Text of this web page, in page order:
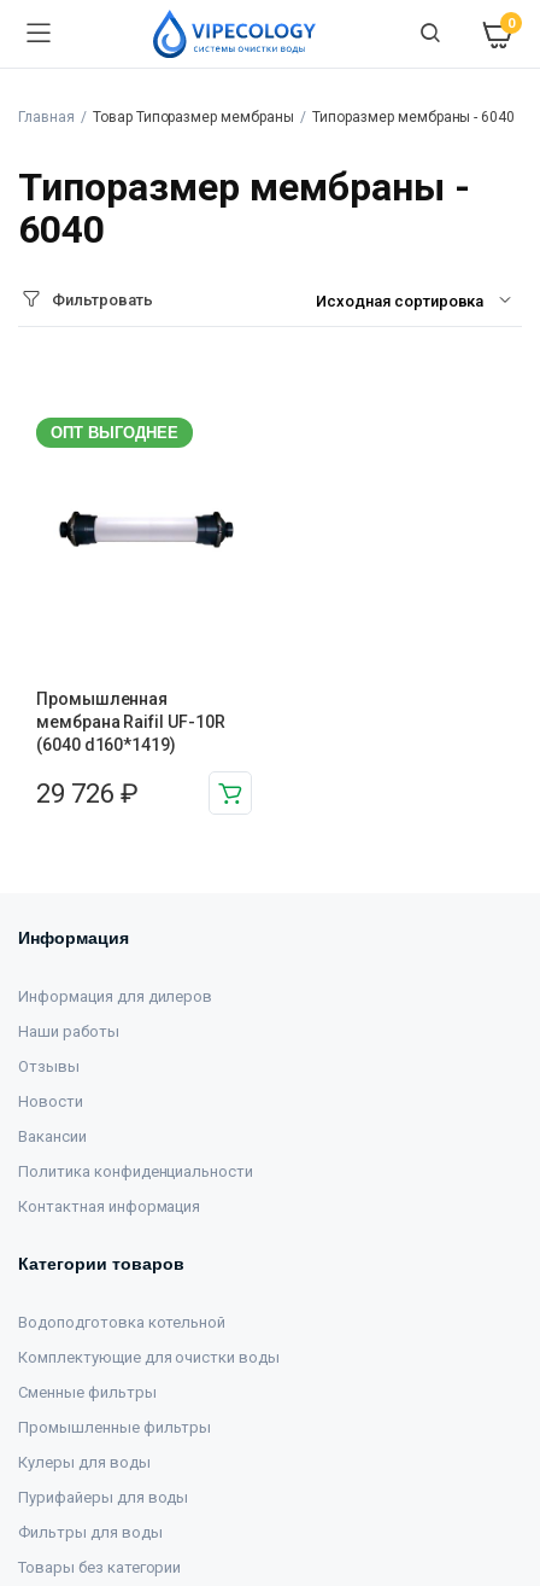
0
Главная Товар Типоразмер мембраны Типоразмер мембраны - 6040
Типоразмер мембраны -
6040
Фильтровать
ОПТ ВЫГОДНЕЕ
Промышленная
мембрана Raifil UF-10R
(6040 d160*1419)
29 726 ₽
Информация
Информация для дилеров
Наши работы
Отзывы
Новости
Вакансии
Политика конфиденциальности
Контактная информация
Категории товаров
Водоподготовка котельной
Комплектующие для очистки воды
Сменные фильтры
Промышленные фильтры
Кулеры для воды
Пурифайеры для воды
Фильтры для воды
Товары без категории